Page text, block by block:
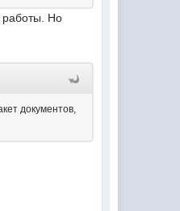
работы. Но
документов,